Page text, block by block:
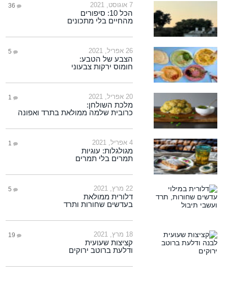
7 אוגוסט, 2021 36
הכל 10: סיפורים
מהחיים בלי מתכונים
26 אפריל, 2021 5
הצבע של הטבע:
חומוס ירקות צבעוני
20 אפריל, 2021 1
מלכת השולחן:
כרובית שלמה ממולאת בתרד ואפונה
4 אפריל, 2021 1
מגולגלות: עוגיות
תמרים בלי תמרים
22 מרץ, 2021 5
דלורית ממולאת
בעדשים שחורות ותרד
18 מרץ, 2021 19
קציצות שעועית
ודלעת ברוטב ירוקים